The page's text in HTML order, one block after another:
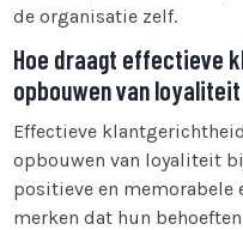
de organisatie zelf.
Hoe draagt effectieve
opbouwen van
Effectieve
opbouwen van loyaliteit
positieve en memorabele
merken dat hun